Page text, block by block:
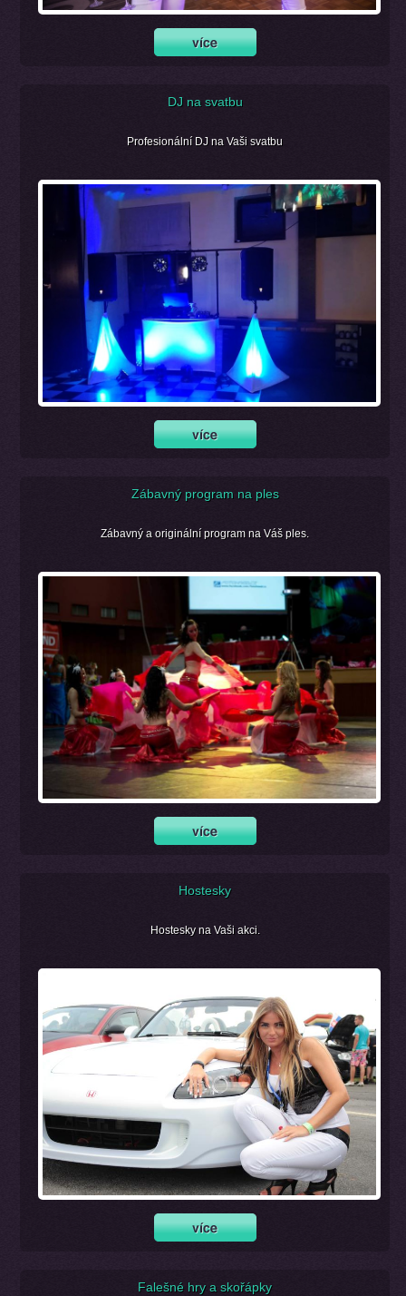
DJ na svatbu
Profesionální DJ na Vaši svatbu
Zábavný program na ples
Zábavný a originální program na Váš ples.
Hostesky
Hostesky na Vaši akci.
Falešné hry a skořápky